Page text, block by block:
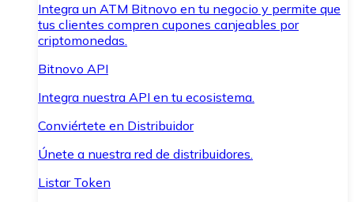
Integra un ATM Bitnovo en tu negocio y permite que
tus clientes compren cupones canjeables por
criptomonedas.
Bitnovo API
Integra nuestra API en tu ecosistema.
Conviértete en Distribuidor
Únete a nuestra red de distribuidores.
Listar Token